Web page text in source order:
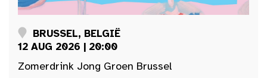
BRUSSEL, BELGIË
12 AUG 2026 | 20:00
Zomerdrink Jong Groen Brussel